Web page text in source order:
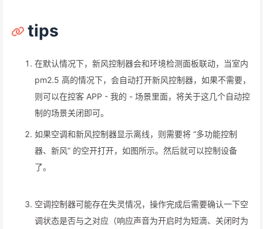
tips
在默认情况下，新风控制器会和环境检测面板联动，当室内
pm2.5 高的情况下，会自动打开新风控制器，如果不需要，
则可以在控客 APP - 我的 - 场景里面，将关于这几个自动控
制的场景关闭即可。
如果空调和新风控制器显示离线，则需要将 “多功能控制
器、新风” 的空开打开，如图所示。然后就可以控制设备
了。
空调控制器可能存在失灵情况，操作完成后需要确认一下空
调状态是否与之对应（响应声音为开启时为短滴、关闭时为